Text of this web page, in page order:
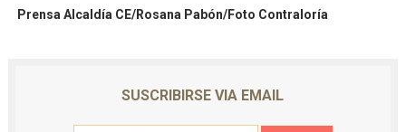
Prensa Alcaldía CE/Rosana Pabón/Foto Contraloría
SUSCRIBIRSE VIA EMAIL